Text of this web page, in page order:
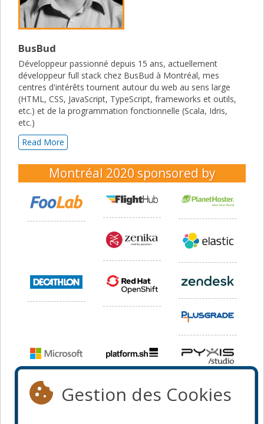
BusBud
Développeur passionné depuis 15 ans, actuellement
développeur full stack chez BusBud à Montréal, mes
centres d'intérêts tournent autour du web au sens large
(HTML, CSS, JavaScript, TypeScript, frameworks et outils,
etc.) et de la programmation fonctionnelle (Scala, Idris,
etc.)
Read More
Montréal 2020 sponsored by
Gestion des Cookies